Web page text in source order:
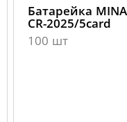
Батарейка
CR-2025/5card
100 шт